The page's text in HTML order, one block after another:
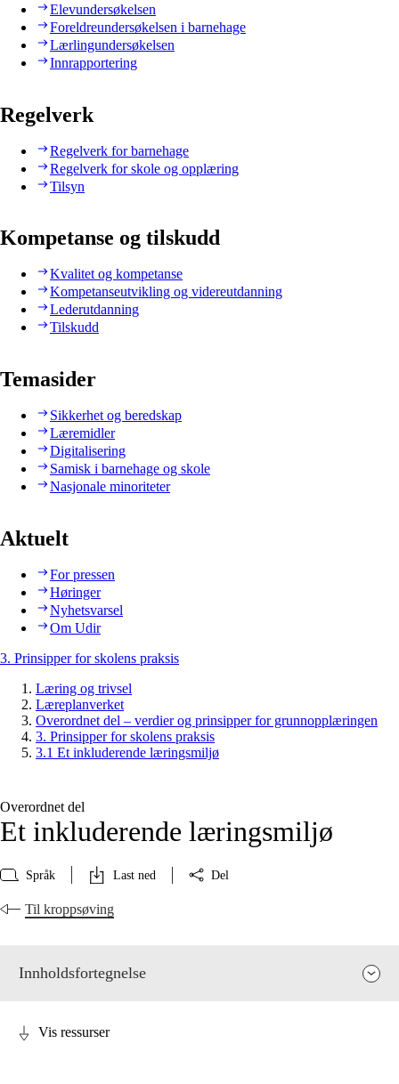
Elevundersøkelsen
Foreldreundersøkelsen i barnehage
Lærlingundersøkelsen
Innrapportering
Regelverk
Regelverk for barnehage
Regelverk for skole og opplæring
Tilsyn
Kompetanse og tilskudd
Kvalitet og kompetanse
Kompetanseutvikling og videreutdanning
Lederutdanning
Tilskudd
Temasider
Sikkerhet og beredskap
Læremidler
Digitalisering
Samisk i barnehage og skole
Nasjonale minoriteter
Aktuelt
For pressen
Høringer
Nyhetsvarsel
Om Udir
3. Prinsipper for skolens praksis
Læring og trivsel
Læreplanverket
Overordnet del – verdier og prinsipper for grunnopplæringen
3. Prinsipper for skolens praksis
3.1 Et inkluderende læringsmiljø
Overordnet del
Et inkluderende læringsmiljø
Språk Last ned Del
Til kroppsøving
Innholdsfortegnelse
Vis ressurser